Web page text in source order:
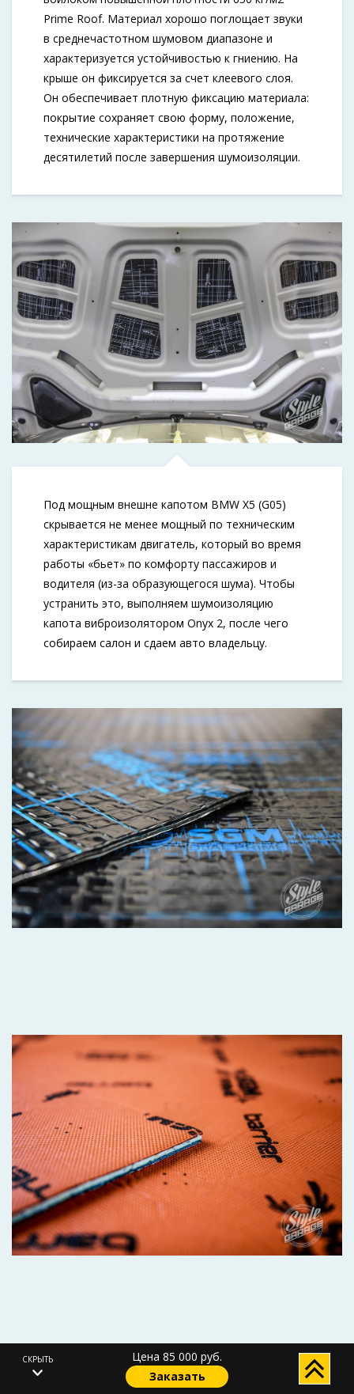
Prime Roof. Материал хорошо поглощает звуки
в среднечастотном шумовом диапазоне и
характеризуется устойчивостью к гниению. На
крыше он фиксируется за счет клеевого слоя.
Он обеспечивает плотную фиксацию материала:
покрытие сохраняет свою форму, положение,
технические характеристики на протяжение
десятилетий после завершения шумоизоляции.
Под мощным внешне капотом BMW X5 (G05)
скрывается не менее мощный по техническим
характеристикам двигатель, который во время
работы «бьет» по комфорту пассажиров и
водителя (из-за образующегося шума). Чтобы
устранить это, выполняем шумоизоляцию
капота виброизолятором Onyx 2, после чего
собираем салон и сдаем авто владельцу.
СКРЫТЬ
Цена 85 000 руб.
Заказать